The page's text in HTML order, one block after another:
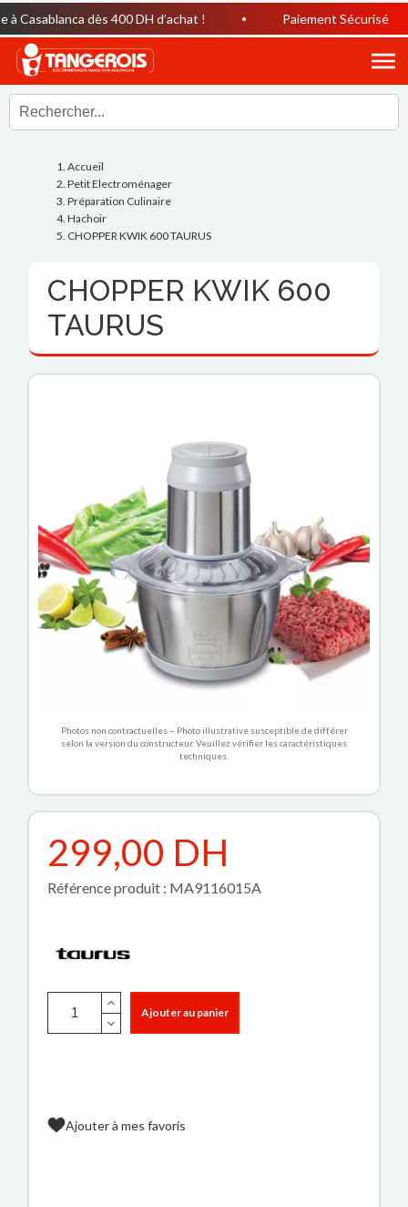
dès 400 DH d’achat ! Paiement Sécurisé
Accueil
Petit Electroménager
Préparation Culinaire
Hachoir
CHOPPER KWIK 600 TAURUS
CHOPPER KWIK 600
TAURUS
Photos non contractuelles – Photo illustrative susceptible de différer
selon la version du constructeur. Veuillez vérifier les caractéristiques
techniques.
299,00 DH
Référence produit : MA9116015A
Ajouter au panier
Ajouter à mes favoris